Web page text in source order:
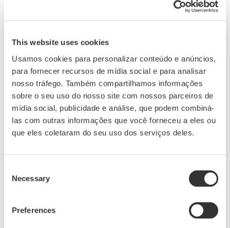
This website uses cookies
Usamos cookies para personalizar conteúdo e anúncios,
para fornecer recursos de mídia social e para analisar
nosso tráfego. Também compartilhamos informações
sobre o seu uso do nosso site com nossos parceiros de
mídia social, publicidade e análise, que podem combiná-
las com outras informações que você forneceu a eles ou
que eles coletaram do seu uso dos serviços deles.
Selection
Necessary
Preferences
setor de automação industrial e em outros campos,
permitindo que os dados sejam trocados de forma
segura e confiável, e a OPC Unified Architecture (OPC-
UA) é a versão mais recente desse padrão. O OPC UA é
independente de qualquer plataforma específica de
hardware ou sistema operacional e garante alta
Indústrias de processo, como petróleo e gás,